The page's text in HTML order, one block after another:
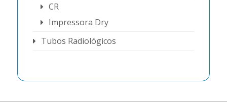
CR
Impressora Dry
Tubos Radiológicos